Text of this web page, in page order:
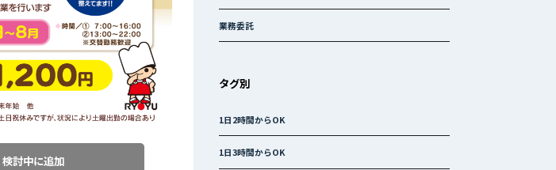
検討中に追加
業務委託
タグ別
1日2時間からOK
1日3時間からOK